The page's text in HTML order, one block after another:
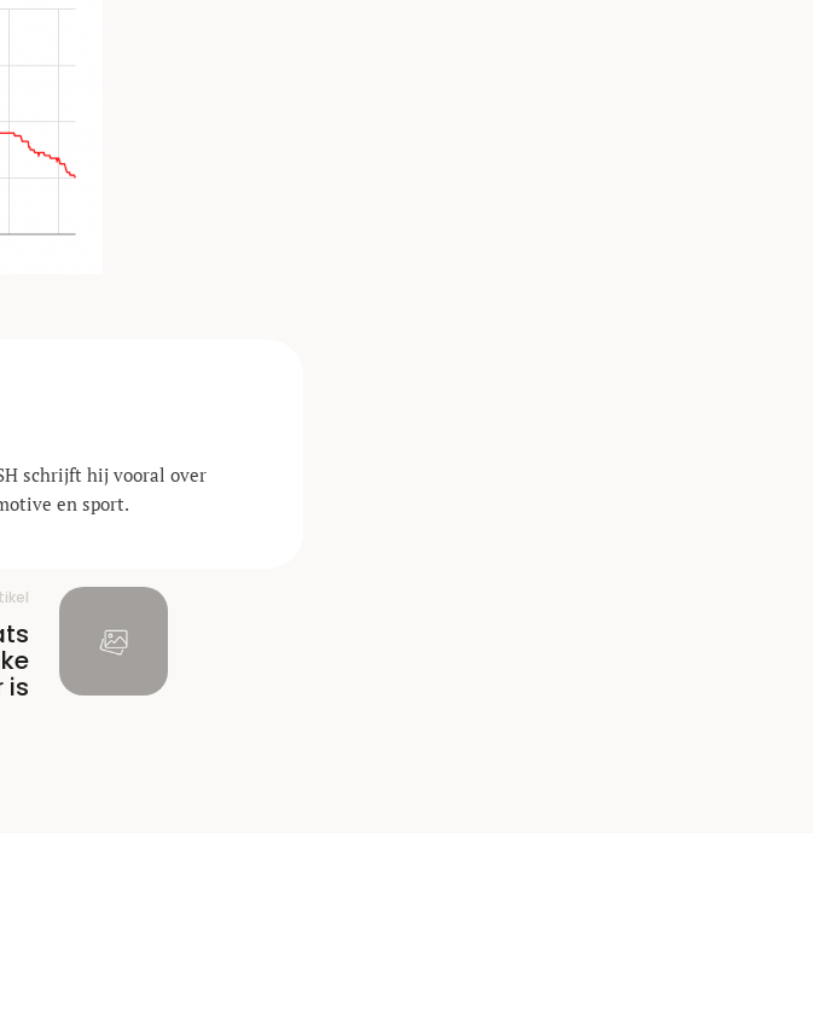
schrijft hij vooral over
en sport.
is